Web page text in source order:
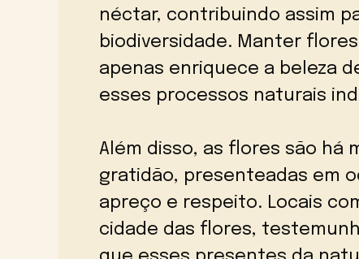
néctar, contribuindo assim
biodiversidade. Manter
apenas enriquece a beleza
esses processos naturais
Além disso, as flores são há
gratidão, presenteadas em
apreço e respeito. Locais
cidade das flores,